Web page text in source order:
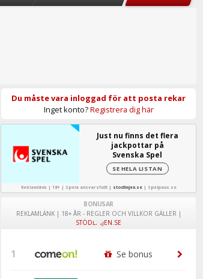
Du måste vara inloggad för att posta rekar
Inget konto?Registrera dig här
Just nu finns det flera
jackpottar på
Svenska Spel
SE HELA LISTAN
Reklamlänk | 18+ | Spela ansvarsfullt | stodlinjen.se| Spelpaus.se
BONUSAR
REKLAMLÄNK | 18+ ÅR - REGLER OCH VILLKOR GÄLLER |
STÖDLINJEN.SE
1 Se bonus